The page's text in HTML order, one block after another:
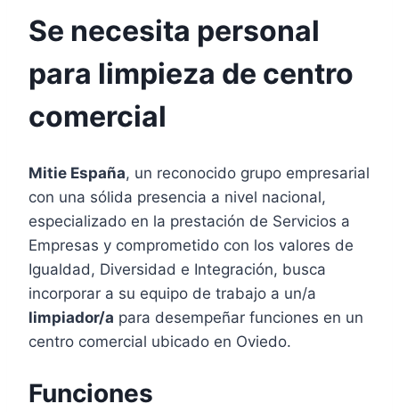
Se necesita personal
para limpieza de centro
comercial
Mitie España, un reconocido grupo empresarial
con una sólida presencia a nivel nacional,
especializado en la prestación de Servicios a
Empresas y comprometido con los valores de
Igualdad, Diversidad e Integración, busca
incorporar a su equipo de trabajo a un/a
limpiador/a para desempeñar funciones en un
centro comercial ubicado en Oviedo.
Funciones